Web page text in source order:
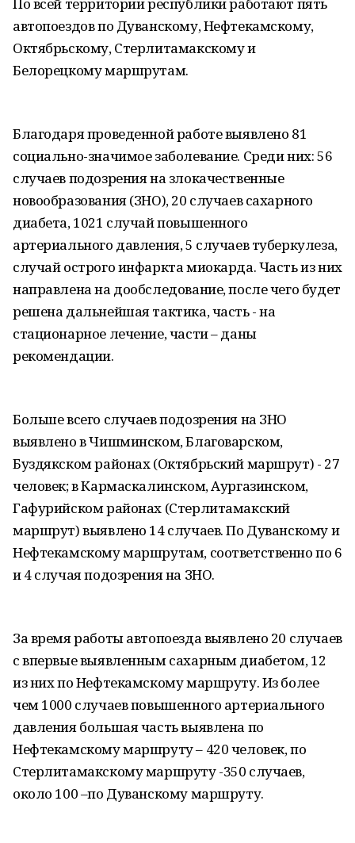
автопоездов по Дуванскому, Нефтекамскому,
Октябрьскому, Стерлитамакскому и
Белорецкому маршрутам.
Благодаря проведенной работе выявлено 81
социально-значимое заболевание. Среди них: 56
случаев подозрения на злокачественные
новообразования (ЗНО), 20 случаев сахарного
диабета, 1021 случай повышенного
артериального давления, 5 случаев туберкулеза,
случай острого инфаркта миокарда. Часть из них
направлена на дообследование, после чего будет
решена дальнейшая тактика, часть - на
стационарное лечение, части – даны
рекомендации.
Больше всего случаев подозрения на ЗНО
выявлено в Чишминском, Благоварском,
Буздякском районах (Октябрьский маршрут) - 27
человек; в Кармаскалинском, Аургазинском,
Гафурийском районах (Стерлитамакский
маршрут) выявлено 14 случаев. По Дуванскому и
Нефтекамскому маршрутам, соответственно по 6
и 4 случая подозрения на ЗНО.
За время работы автопоезда выявлено 20 случаев
с впервые выявленным сахарным диабетом, 12
из них по Нефтекамскому маршруту. Из более
чем 1000 случаев повышенного артериального
давления большая часть выявлена по
Нефтекамскому маршруту – 420 человек, по
Стерлитамакскому маршруту -350 случаев,
около 100 –по Дуванскому маршруту.